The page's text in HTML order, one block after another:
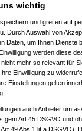
wichtig
und greifen auf
Durch Auswahl von
Daten, um Ihnen Dienste
werden diese
mehr so relevant für
Einwilligung zu
Einstellungen gelten
auch Anbieter
gem Art 45 DSGVO und
49 Abs 1 lit a DSGVO).